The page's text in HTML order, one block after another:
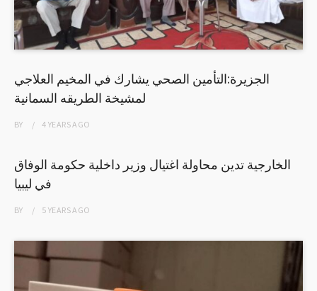
الجزيرة:التأمين الصحي يشارك في المخيم العلاجي
لمشيخة الطريقه السمانية
BY 4 YEARSAGO
الخارجية تدين محاولة اغتيال وزير داخلية حكومة الوفاق
في ليبيا
BY 5 YEARSAGO